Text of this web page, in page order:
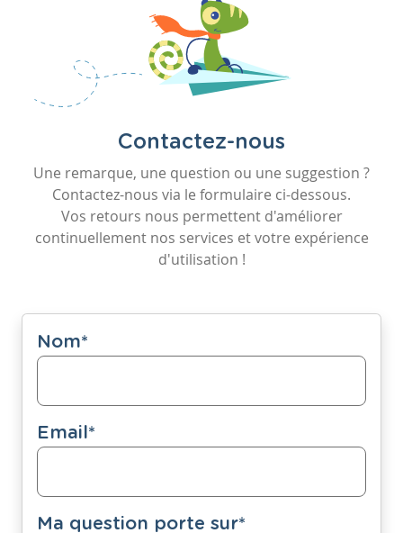
Contactez-nous
Une remarque, une question ou une suggestion ?
Contactez-nous via le formulaire ci-dessous.
Vos retours nous permettent d'améliorer
continuellement nos services et votre expérience
d'utilisation !
Nom*
Email*
Ma question porte sur*